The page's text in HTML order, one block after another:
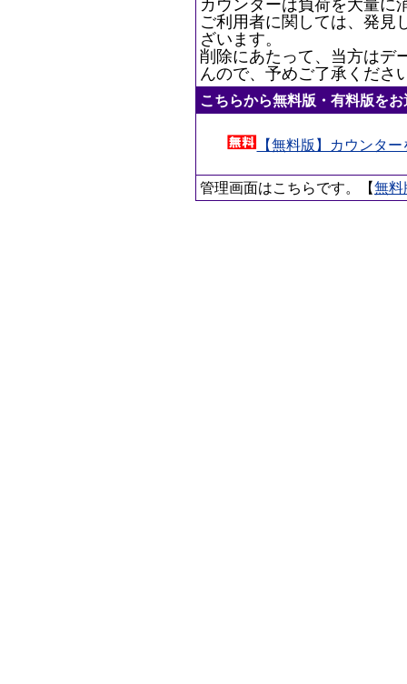
カウンターは負荷を大量に
ご利用者に関しては、発見
ざいます。
削除にあたって、当方はデ
んので、予めご了承くださ
こちらから無料版・有料版を
【無料版】カウンタ
管理画面はこちらです。【無料